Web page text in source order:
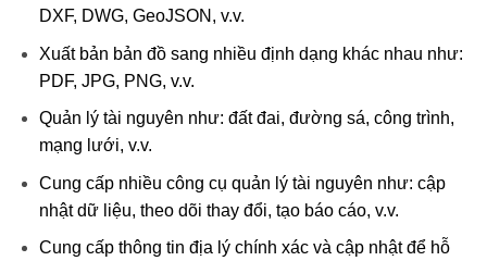
DXF, DWG, GeoJSON, v.v.
Xuất bản bản đồ sang nhiều định dạng khác nhau như:
PDF, JPG, PNG, v.v.
Quản lý tài nguyên như: đất đai, đường sá, công trình,
mạng lưới, v.v.
Cung cấp nhiều công cụ quản lý tài nguyên như: cập
nhật dữ liệu, theo dõi thay đổi, tạo báo cáo, v.v.
Cung cấp thông tin địa lý chính xác và cập nhật để hỗ